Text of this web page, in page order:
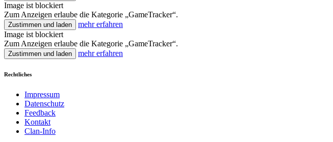
Image ist blockiert
Zum Anzeigen erlaube die Kategorie „GameTracker“.
Zustimmen und laden
mehr erfahren
Image ist blockiert
Zum Anzeigen erlaube die Kategorie „GameTracker“.
Zustimmen und laden mehr erfahren
Rechtliches
Impressum
Datenschutz
Feedback
Kontakt
Clan-Info